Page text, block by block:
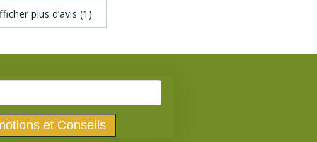
plus d‘avis (1)